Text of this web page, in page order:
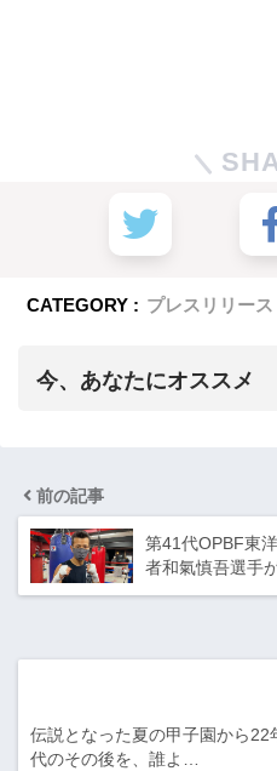
CATEGORY : プレスリリース
今、あなたにオススメ
前の記事
第41代OPBF東
者和氣慎吾選手
伝説となった夏の甲子園から
代のその後を、誰よ…